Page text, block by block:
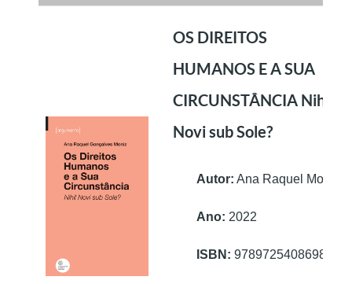
OS DIREITOS
HUMANOS E A SUA
CIRCUNSTÂNCIA Nihil
Novi sub Sole?
Autor: Ana Raquel Moniz
Ano: 2022
ISBN: 9789725408698